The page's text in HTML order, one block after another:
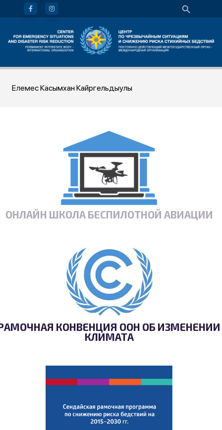
Елемес Касымхан Кайргельдыулы
ОНЛАЙН ШКОЛА БЕСПИЛОТНОЙ АВИАЦИИ
КОНВЕНЦИЯ ООН ОБ ИЗМЕНЕНИИ
КЛИМАТА